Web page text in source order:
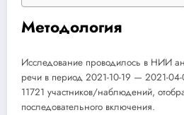
Методология
Исследование проводилось в НИИ
речи в период 2021-10-19 — 2021-04-
11721 участников/наблюдений,
последовательного включения.